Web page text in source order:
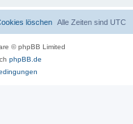
Alle Zeiten sind UTC
löschen
© phpBB Limited
phpBB.de